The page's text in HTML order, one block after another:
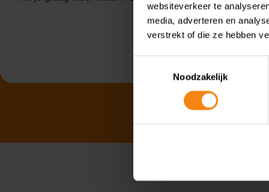
websiteverkeer te
media, adverteren en
verstrekt of die ze hebben
Noodzakelijk